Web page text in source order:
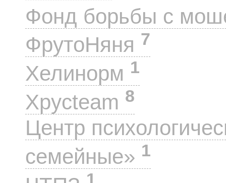
Фонд борьбы с
ФрутоНяня 7
Хелинорм 1
Хрусteam 8
Центр
семейные» 1
1